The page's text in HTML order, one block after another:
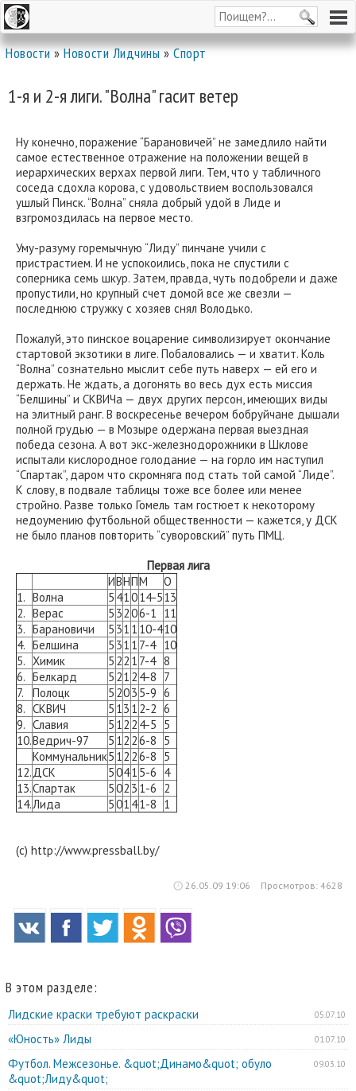
Новости»Новости Лидчины»Спорт
1-я и 2-я лиги. "Волна" гасит ветер
Ну конечно, поражение “Барановичей” не замедлило найти
самое естественное отражение на положении вещей в
иерархических верхах первой лиги. Тем, что у табличного
соседа сдохла корова, с удовольствием воспользовался
ушлый Пинск. “Волна” сняла добрый удой в Лиде и
взгромоздилась на первое место.
Уму-разуму горемычную “Лиду” пинчане учили с
пристрастием. И не успокоились, пока не спустили с
соперника семь шкур. Затем, правда, чуть подобрели и даже
пропустили, но крупный счет домой все же свезли —
последнюю стружку с хозяев снял Володько.
Пожалуй, это пинское воцарение символизирует окончание
стартовой экзотики в лиге. Побаловались — и хватит. Коль
“Волна” сознательно мыслит себе путь наверх — ей его и
держать. Не ждать, а догонять во весь дух есть миссия
“Белшины” и СКВИЧа — двух других персон, имеющих виды
на элитный ранг. В воскресенье вечером бобруйчане дышали
полной грудью — в Мозыре одержана первая выездная
победа сезона. А вот экс-железнодорожники в Шклове
испытали кислородное голодание — на горло им наступил
“Спартак”, даром что скромняга под стать той самой “Лиде”.
К слову, в подвале таблицы тоже все более или менее
стройно. Разве только Гомель там гостюет к некоторому
недоумению футбольной общественности — кажется, у ДСК
не было планов повторить “суворовский” путь ПМЦ.
Первая лига
ИВНПМ
О
1. Волна 5 41014-513
2. Верас 5 3206-1 11
3. Барановичи 5 31 1 10-410
4. Белшина 5 31 1 7-4 10
5. Химик 5 22 1 7-4 8
6. Белкард 5 21 2 4-8 7
7.
Полоцк 5 203 5-9 6
8. СКВИЧ 5 13 1 2-2 6
9. Славия 5 12 2 4-5 5
10.Ведрич-97 5 12 26-8 5
Коммунальник5 12 26-8 5
12.ДСК 5041 5-6 4
13.Спартак 502 3 1-6 2
14.Лида 501 41-8 1
(c) http://www.pressball.by/
26.05.09 19:06 Просмотров: 4628
В этом разделе:
05.07.10
Лидские краски требуют раскраски
01.07.10
«Юность» Лиды
09.03.10
Футбол. Межсезонье. &quot;Динамо&quot; обуло
&quot;Лиду&quot;